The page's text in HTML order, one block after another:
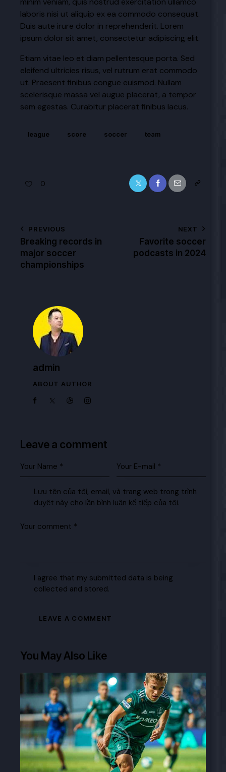
laboris nisi ut aliquip ex ea commodo consequat.
Duis aute irure dolor in reprehenderit. Lorem
ipsum dolor sit amet, consectetur adipiscing elit.
Etiam vitae leo et diam pellentesque porta. Sed
eleifend ultricies risus, vel rutrum erat commodo
ut. Praesent finibus congue euismod. Nullam
scelerisque massa vel augue placerat, a tempor
sem egestas. Curabitur placerat finibus lacus.
league score soccer team
0
PREVIOUS
Breaking records in
major soccer
championships
NEXT
Favorite soccer
podcasts in 2024
admin
ABOUT AUTHOR
Leave a comment
Lưu tên của tôi, email, và trang web trong trình
duyệt này cho lần bình luận kế tiếp của tôi.
I agree that my submitted data is being
collected and stored.
You May Also Like